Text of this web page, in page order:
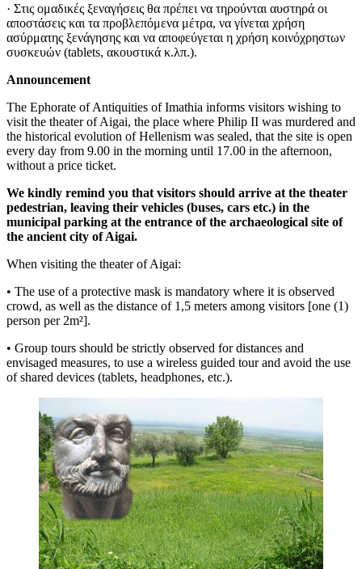
· Στις ομαδικές ξεναγήσεις θα πρέπει να τηρούνται αυστηρά οι
αποστάσεις και τα προβλεπόμενα μέτρα, να γίνεται χρήση
ασύρματης ξενάγησης και να αποφεύγεται η χρήση κοινόχρηστων
συσκευών (tablets, ακουστικά κ.λπ.).
Announcement
The Ephorate of Antiquities of Imathia informs visitors wishing to
visit the theater of Aigai, the place where Philip II was murdered and
the historical evolution of Hellenism was sealed, that the site is open
every day from 9.00 in the morning until 17.00 in the afternoon,
without a price ticket.
We kindly remind you that visitors should arrive at the theater
pedestrian, leaving their vehicles (buses, cars etc.) in the
municipal parking at the entrance of the archaeological site of
the ancient city of Aigai.
When visiting the theater of Aigai:
• The use of a protective mask is mandatory where it is observed
crowd, as well as the distance of 1,5 meters among visitors [one (1)
person per 2m²].
• Group tours should be strictly observed for distances and
envisaged measures, to use a wireless guided tour and avoid the use
of shared devices (tablets, headphones, etc.).